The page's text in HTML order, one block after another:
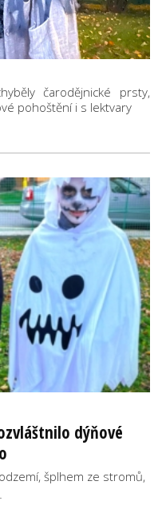
čarodějnické prsty,
pohoštění i s lektvary
dýňové
šplhem ze stromů,